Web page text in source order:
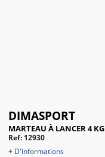
DIMASPORT
MARTEAU À LANCER 4 KG
Ref: 12930
+ D'informations